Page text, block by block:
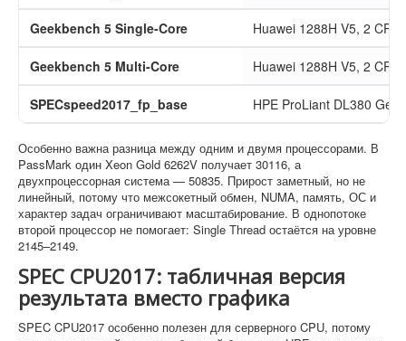
Geekbench 5 Single-Core Huawei 1288H V5, 2 CPU
Geekbench 5 Multi-Core Huawei 1288H V5, 2 CPU
SPECspeed2017_fp_base HPE ProLiant DL380
Особенно важна разница между одним и двумя процессорами. В
PassMark один Xeon Gold 6262V получает 30116, а
двухпроцессорная система — 50835. Прирост заметный, но не
линейный, потому что межсокетный обмен, NUMA, память, ОС и
характер задач ограничивают масштабирование. В однопотоке
второй процессор не помогает: Single Thread остаётся на уровне
2145–2149.
SPEC CPU2017: табличная версия
результата вместо графика
SPEC CPU2017 особенно полезен для серверного CPU, потому